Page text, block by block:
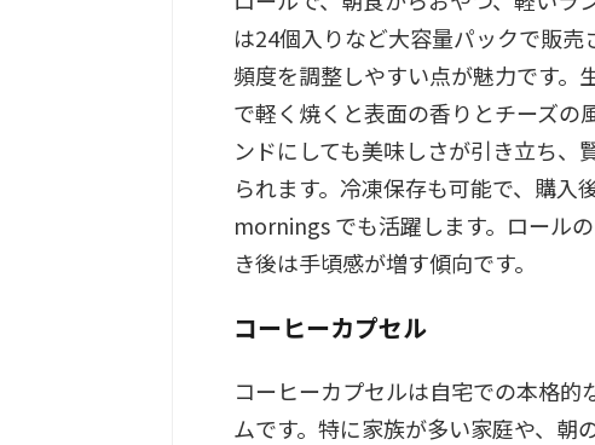
は24個入りなど大容量パックで販
頻度を調整しやすい点が魅力です。
で軽く焼くと表面の香りとチーズの
ンドにしても美味しさが引き立ち
られます。冷凍保存も可能で、購入
mornings でも活躍します。ロール
き後は手頃感が増す傾向です。
コーヒーカプセル
コーヒーカプセルは自宅での本格
ムです。特に家族が多い家庭や、朝